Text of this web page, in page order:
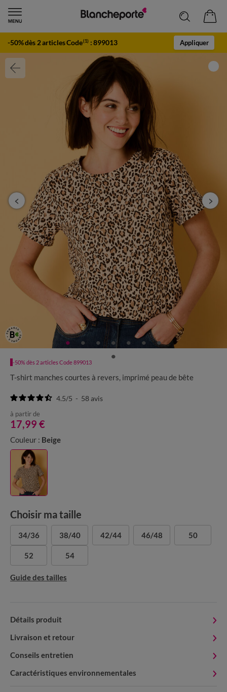
-50% dès 2 articles Code(1) :899013 Appliquer
-50% dès 2 articles Code 899013
T-shirt manches courtes à revers, imprimé peau de bête
4.5/5 - 58avis
à partir de
17,99 €
Couleur : Beige
Choisir ma taille
34/36 38/40 42/44 46/48 50
52 54
Guide des tailles
Détails produit
Livraison et retour
Conseils entretien
Caractéristiques environnementales